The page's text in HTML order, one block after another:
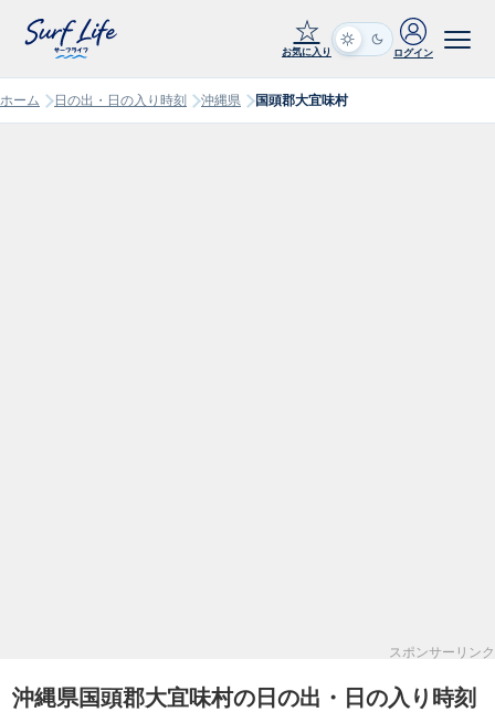
☆
お気に入り ログイン
ホーム 日の出・日の入り時刻 沖縄県 国頭郡大宜味村
スポンサーリンク
沖縄県国頭郡大宜味村の日の出・日の入り時刻